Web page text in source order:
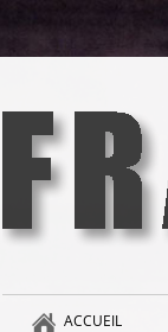
Aller
Fracas
ACCUEIL